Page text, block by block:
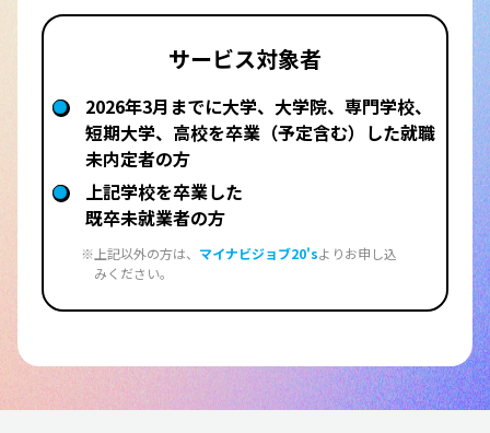
サービス対象者
2026年3月までに大学、大学院、専門学校、
短期大学、高校を卒業（予定含む）した就職
未内定者の方
上記学校を卒業した
既卒未就業者の方
上記以外の方は、 マイナビジョブ20'sよりお申し込
みください。